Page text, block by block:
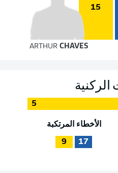
15
ARTHUR CHAVES
الركنية
5
الأخطاء المرتكبة
17
9